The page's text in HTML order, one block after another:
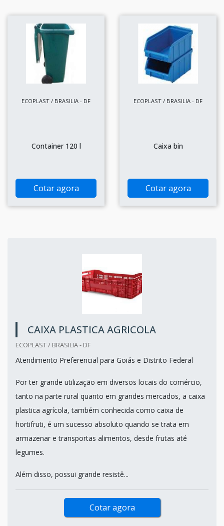
ECOPLAST / BRASILIA - DF
Container 120 l
Cotar agora
ECOPLAST / BRASILIA - DF
Caixa bin
Cotar agora
CAIXA PLASTICA AGRICOLA
ECOPLAST / BRASILIA - DF
Atendimento Preferencial para Goiás e Distrito Federal
Por ter grande utilização em diversos locais do comércio,
tanto na parte rural quanto em grandes mercados, a caixa
plastica agrícola, também conhecida como caixa de
hortifruti, é um sucesso absoluto quando se trata em
armazenar e transportas alimentos, desde frutas até
legumes.
Além disso, possui grande resistê...
Cotar agora